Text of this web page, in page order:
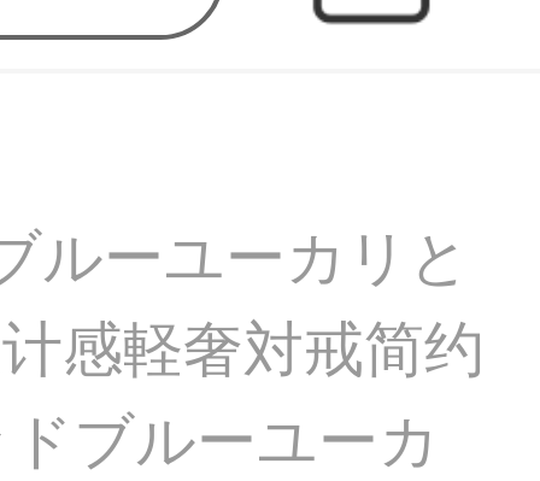
ルーユーカリと
感軽奢対戒简约
ブルーユーカ